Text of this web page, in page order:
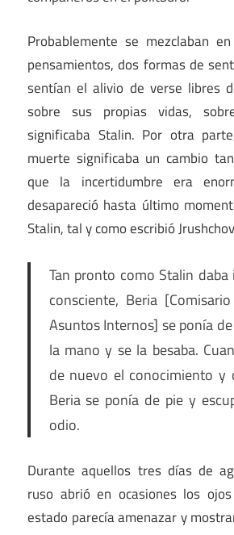
Probablemente se mezclaban
pensamientos, dos formas de
sentían el alivio de verse libres
sobre sus propias vidas,
significaba Stalin. Por otra
muerte significaba un cambio
que la incertidumbre era
desapareció hasta último
Stalin, tal y como escribió
Tan pronto como Stalin
consciente, Beria
Asuntos Internos] se ponía
la mano y se la besaba.
de nuevo el conocimiento y
Beria se ponía de pie y
odio.
Durante aquellos tres días de
ruso abrió en ocasiones los
estado parecía amenazar y